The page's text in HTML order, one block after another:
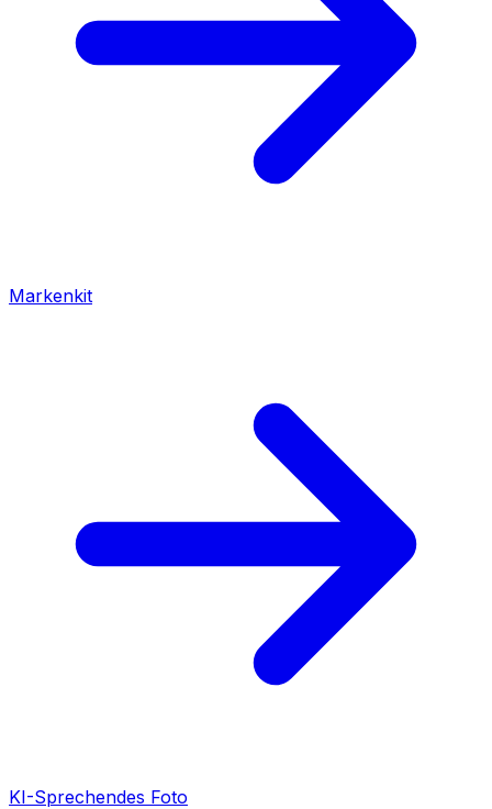
Markenkit
KI-Sprechendes Foto